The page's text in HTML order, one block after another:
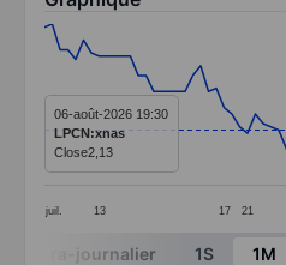
Chart
Line chart with 55 data
The chart has 1 X axis
The chart has 1 Y axis
juil. 13 17 21
06-août-2026 19:30
LPCN:xnas
Close2,13
End of interactive chart.
Intra-journalier 1S 1M